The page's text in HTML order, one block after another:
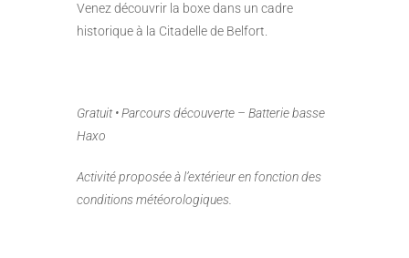
Venez découvrir la boxe dans un cadre
historique à la Citadelle de Belfort.
Gratuit • Parcours découverte – Batterie basse
Haxo
Activité proposée à l’extérieur en fonction des
conditions météorologiques.